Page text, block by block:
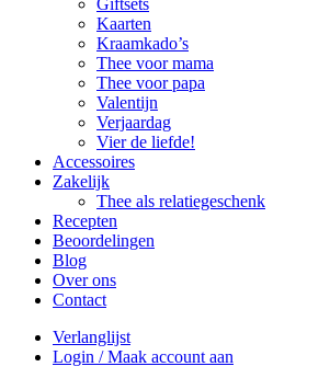
Giftsets
Kaarten
Kraamkado’s
Thee voor mama
Thee voor papa
Valentijn
Verjaardag
Vier de liefde!
Accessoires
Zakelijk
Thee als relatiegeschenk
Recepten
Beoordelingen
Blog
Over ons
Contact
Verlanglijst
Login / Maak account aan